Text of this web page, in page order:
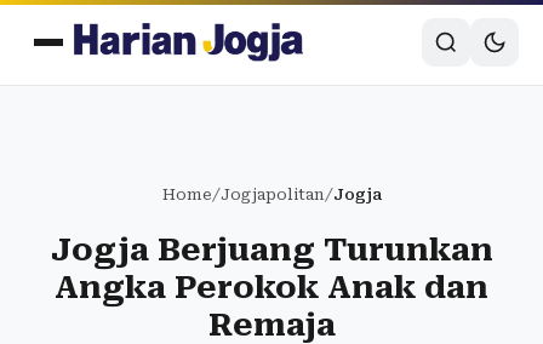
Home/Jogjapolitan/Jogja
Jogja Berjuang Turunkan
Angka Perokok Anak dan
Remaja